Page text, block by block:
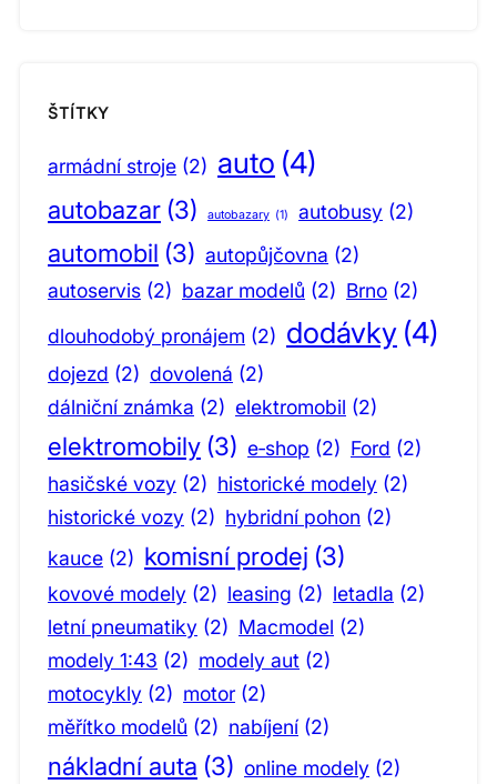
ŠTÍTKY
armádní stroje (2) auto (4)
autobazar (3) autobazary (1) autobusy (2)
automobil (3) autopůjčovna (2)
autoservis (2) bazar modelů (2) Brno (2)
dlouhodobý pronájem (2) dodávky (4)
dojezd (2) dovolená (2)
dálniční známka (2) elektromobil (2)
elektromobily (3) e‑shop (2) Ford (2)
hasičské vozy (2) historické modely (2)
historické vozy (2) hybridní pohon (2)
kauce (2) komisní prodej (3)
kovové modely (2) leasing (2) letadla (2)
letní pneumatiky (2) Macmodel (2)
modely 1:43 (2) modely aut (2)
motocykly (2) motor (2)
měřítko modelů (2) nabíjení (2)
nákladní auta (3) online modely (2)